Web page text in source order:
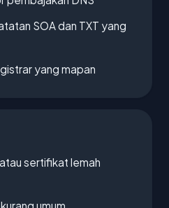
SOA dan TXT yang
yang mapan
sertifikat lemah